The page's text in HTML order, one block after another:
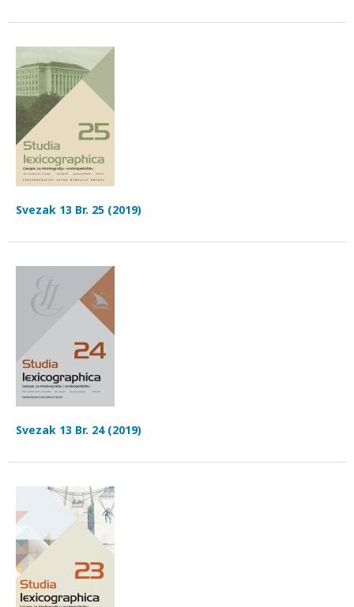
Svezak 13 Br. 25 (2019)
Svezak 13 Br. 24 (2019)